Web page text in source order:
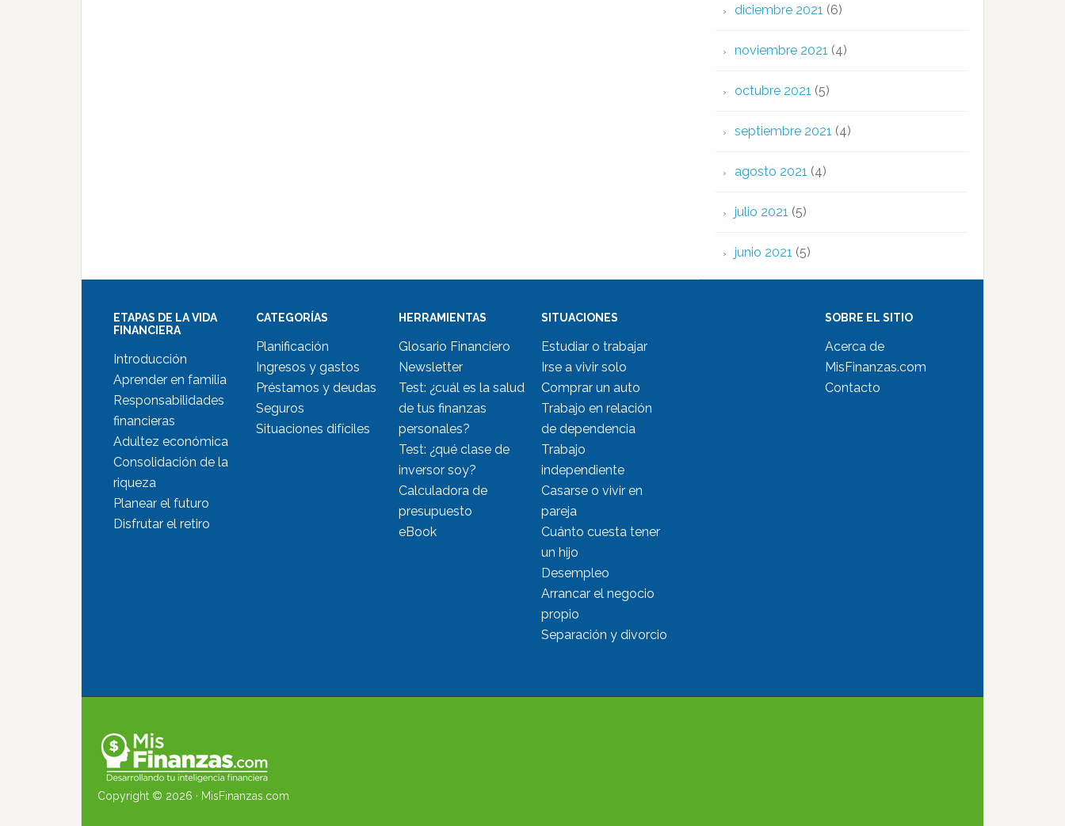
diciembre 2021 (6)
noviembre 2021 (4)
octubre 2021 (5)
septiembre 2021 (4)
agosto 2021 (4)
julio 2021 (5)
junio 2021 (5)
ETAPAS DE LA VIDA
FINANCIERA
Introducción
Aprender en familia
Responsabilidades
financieras
Adultez económica
Consolidación de la
riqueza
Planear el futuro
Disfrutar el retiro
CATEGORÍAS
Planificación
Ingresos y gastos
Préstamos y deudas
Seguros
Situaciones difíciles
HERRAMIENTAS
Glosario Financiero
Newsletter
Test: ¿cuál es la salud
de tus finanzas
personales?
Test: ¿qué clase de
inversor soy?
Calculadora de
presupuesto
eBook
SITUACIONES
Estudiar o trabajar
Irse a vivir solo
Comprar un auto
Trabajo en relación
de dependencia
Trabajo
independiente
Casarse o vivir en
pareja
Cuánto cuesta tener
un hijo
Desempleo
Arrancar el negocio
propio
Separación y divorcio
SOBRE EL SITIO
Acerca de
MisFinanzas.com
Contacto
Copyright © 2026 · MisFinanzas.com